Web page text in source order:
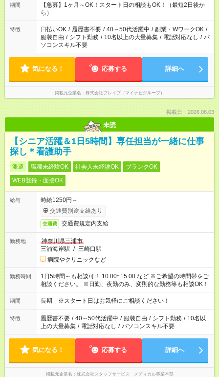
しておきたい」 「朝はゆっくりのスタートがいい」 「お昼の時
間を有効に使いたい」 など、ご希望があれば教えてください
ね。
期間
【急募】1ヶ月～OK！スタート日の相談もOK！（最短2日後か
ら）
特徴 日払いOK / 履歴書不要 / 40～50代活躍中 / 副業・WワークOK /
服装自由 / シフト勤務 / 10名以上の大量募集 / 電話対応なし / パ
ソコンスキル不要
気になる！ 応募する 詳細へ
掲載元企業名 株式会社ブレイブ（マイナビグループ）
掲載日：2026.08.03
未読
【シニア活躍＆1日5時間】専任担当が一緒に仕事
探し＊看護助手
派遣 職種未経験OK 社会人未経験OK
ブランクOK
WEB登録・面接OK
給与
時給1250円～
交通費別途支給あり
交通費 交通費規定内支給
勤務地
神奈川県三浦市
三浦海岸駅 / 三崎口駅
病院やクリニックなど
勤務時間
1日5時間～も相談可！ 10:00~15:00 など ※ご希望の時間帯をご
相談ください。 ※日勤、夜勤のみ、変則的な勤務等も相談OK！
期間 長期 ※スタート日はお気軽にご相談ください！
特徴 履歴書不要 / 40～50代活躍中 / 服装自由 / シフト勤務 / 10名以
上の大量募集 / 電話対応なし / パソコンスキル不要
気になる！ 応募する 詳細へ
掲載元企業名 株式会社スタッフサービス メディカル事業本部